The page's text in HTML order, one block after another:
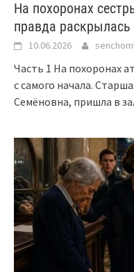
На похоронах
правда раскрылась
10.06.2026
Часть 1 На похоронах
с самого начала.
Семёновна, пришла в